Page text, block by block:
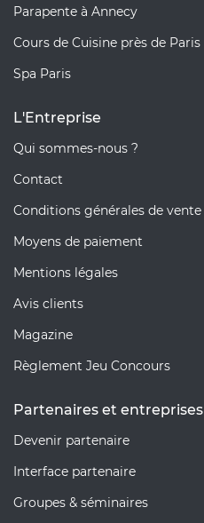
Parapente à Annecy
Cours de Cuisine près de Paris
Spa Paris
L'Entreprise
Qui sommes-nous ?
Contact
Conditions générales de vente
Moyens de paiement
Mentions légales
Avis clients
Magazine
Règlement Jeu Concours
Partenaires et entreprises
Devenir partenaire
Interface partenaire
Groupes & séminaires